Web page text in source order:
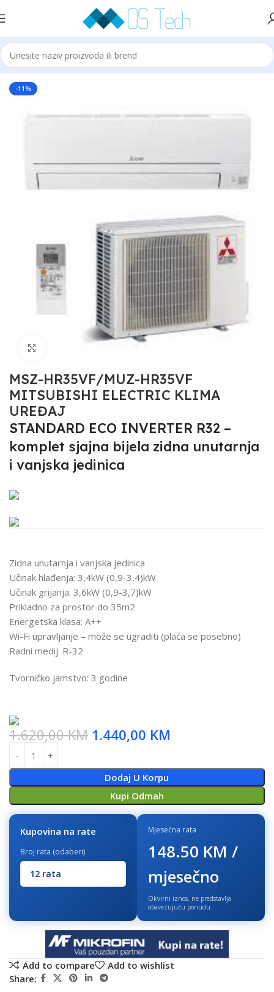
Početna MITSUBISHI ELECTRIC
-11%
MSZ-HR35VF/MUZ-HR35VF
MITSUBISHI ELECTRIC KLIMA
UREĐAJ
STANDARD ECO INVERTER R32 –
komplet sjajna bijela zidna unutarnja
i vanjska jedinica
Zidna unutarnja i vanjska jedinica
Učinak hlađenja: 3,4kW (0,9-3,4)kW
Učinak grijanja: 3,6kW (0,9-3,7)kW
Prikladno za prostor do 35m2
Energetska klasa: A++
Wi-Fi upravljanje – može se ugraditi (plaća se posebno)
Radni medij: R-32
Tvorničko jamstvo: 3 godine
1.620,00KM 1.440,00 KM
Dodaj U Korpu
Kupi Odmah
Kupovina na rate
Broj rata (odaberi)
Mjesečna rata
148.50 KM /
mjesečno
Okvirni iznos, ne predstavlja
obavezujuću ponudu.
Add to compare
Add to wishlist
Share: